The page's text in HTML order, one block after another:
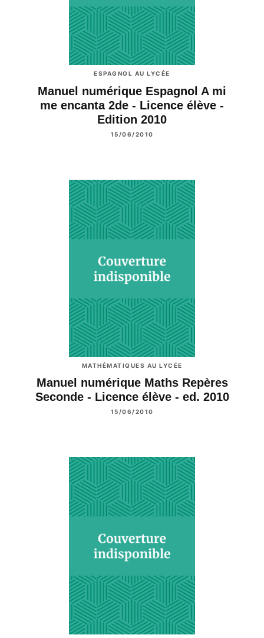
ESPAGNOL AU LYCÉE
Manuel numérique Espagnol A mi
me encanta 2de - Licence élève -
Edition 2010
15/06/2010
MATHÉMATIQUES AU LYCÉE
Manuel numérique Maths Repères
Seconde - Licence élève - ed. 2010
15/06/2010